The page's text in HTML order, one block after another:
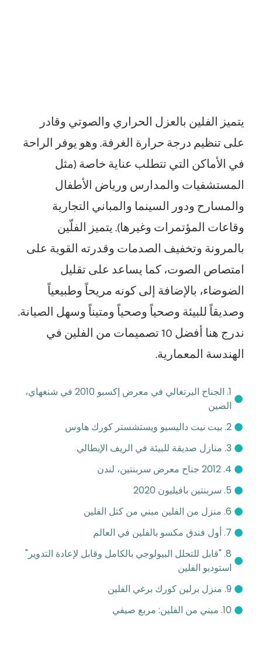
يتميز الفلين بالعزل الحراري والصوتي وقادر
على تنظيم درجة حرارة الغرفة. وهو يوفر الراحة
في الأماكن التي تتطلب عناية خاصة (مثل
المستشفيات والمدارس ورياض الأطفال
والمسارح ودور السينما والمباني التجارية
وقاعات المؤتمرات وغيرها). يتميز الفلّين
بالمرونة وتخفيف الصدمات وقدرته القوية على
امتصاص الصوت، كما يساعد على تقليل
الضوضاء، بالإضافة إلى كونه مريحاً وطبيعياً
وصديقاً للبيئة وصحياً وصحياً ومتيناً وسهل الصيانة.
ندرج هنا أفضل 10 تصميمات من الفلين في
الهندسة المعمارية.
1. الجناح البرتغالي في معرض إكسبو 2010 في شنغهاي،
الصين
2. بيت نيت داليسيو ويستشستر كورك هاوس
3. منازل صديقة للبيئة في الريف الإيطالي
4. 2012 جناح معرض سربنتين، لندن
5. سربنتين بافيليون 2020
6. منزل من الفلين مبني من كتل الفلين
7. أول فندق مكسو بالفلين في العالم
8. "قابل للتحلل البيولوجي بالكامل وقابل لإعادة التدوير"
استوديو الفلين
9. منزل برلين كورك برغي الفلين
10. مبني من الفلين: مربع صيفي